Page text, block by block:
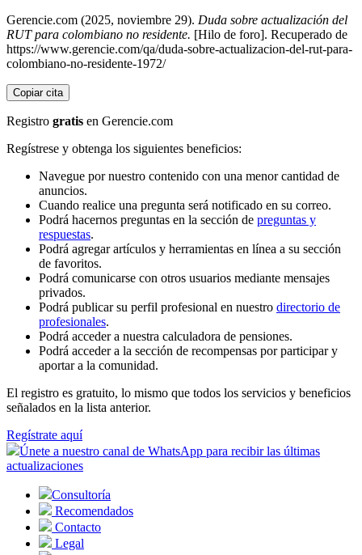
Gerencie.com (2025, noviembre 29). Duda sobre actualización del
RUT para colombiano no residente. [Hilo de foro]. Recuperado de
https://www.gerencie.com/qa/duda-sobre-actualizacion-del-rut-para-
colombiano-no-residente-1972/
Copiar cita
Registro gratis en Gerencie.com
Regístrese y obtenga los siguientes beneficios:
Navegue por nuestro contenido con una menor cantidad de
anuncios.
Cuando realice una pregunta será notificado en su correo.
Podrá hacernos preguntas en la sección de preguntas y
respuestas.
Podrá agregar artículos y herramientas en línea a su sección
de favoritos.
Podrá comunicarse con otros usuarios mediante mensajes
privados.
Podrá publicar su perfil profesional en nuestro directorio de
profesionales.
Podrá acceder a nuestra calculadora de pensiones.
Podrá acceder a la sección de recompensas por participar y
aportar a la comunidad.
El registro es gratuito, lo mismo que todos los servicios y beneficios
señalados en la lista anterior.
Regístrate aquí
Únete a nuestro canal de WhatsApp para recibir las últimas
actualizaciones
Consultoría
Recomendados
Contacto
Legal